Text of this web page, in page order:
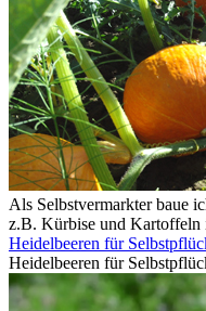
Als Selbstvermarkter baue
z.B. Kürbise und Kartoffeln
Heidelbeeren für
Heidelbeeren für